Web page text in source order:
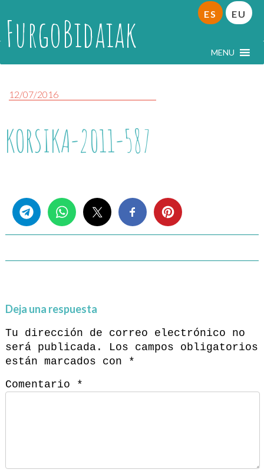
FurgoBidaiak MENU
ES EU
12/07/2016
KORSIKA-2011-587
Deja una respuesta
Tu dirección de correo electrónico no
será publicada.
Los campos obligatorios
están marcados con
*
Comentario
*